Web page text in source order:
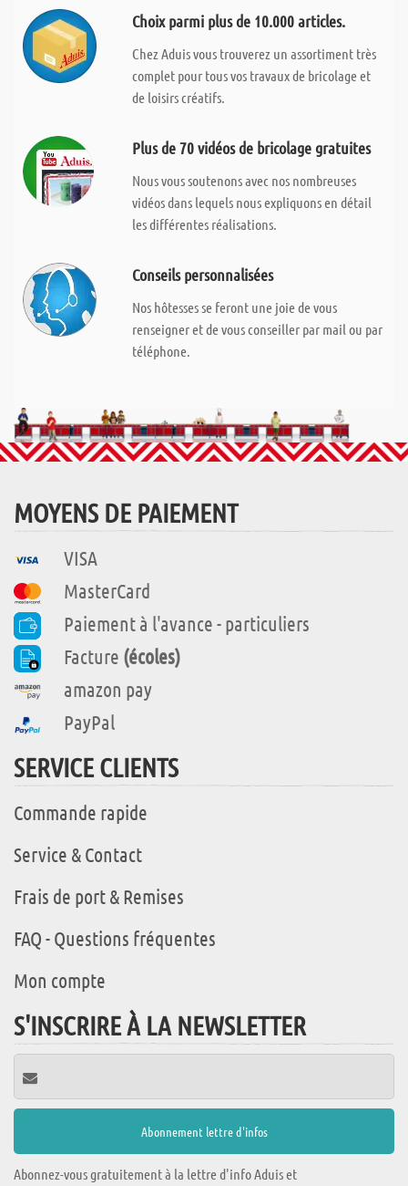
Choix parmi plus de 10.000 articles.
Chez Aduis vous trouverez un assortiment très
complet pour tous vos travaux de bricolage et
de loisirs créatifs.
Plus de 70 vidéos de bricolage gratuites
Nous vous soutenons avec nos nombreuses
vidéos dans lequels nous expliquons en détail
les différentes réalisations.
Conseils personnalisées
Nos hôtesses se feront une joie de vous
renseigner et de vous conseiller par mail ou par
téléphone.
MOYENS DE PAIEMENT
VISA
MasterCard
Paiement à l'avance - particuliers
Facture (écoles)
amazon pay
PayPal
SERVICE CLIENTS
Commande rapide
Service & Contact
Frais de port & Remises
FAQ - Questions fréquentes
Mon compte
S'INSCRIRE À LA NEWSLETTER
Abonnez-vous gratuitement à la lettre d'info Aduis et